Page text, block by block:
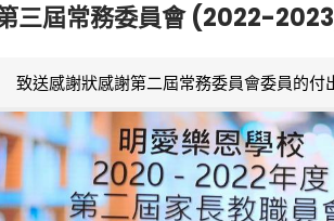
三屆常務委員會 (2022-
致送感謝狀感謝第二屆常務委員會委員的付